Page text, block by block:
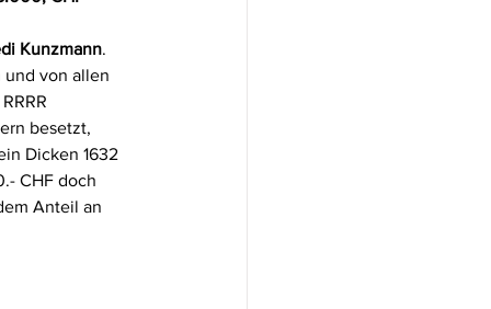
Kunzmann.
und von allen
besetzt,
Dicken 1632
CHF doch
Anteil an